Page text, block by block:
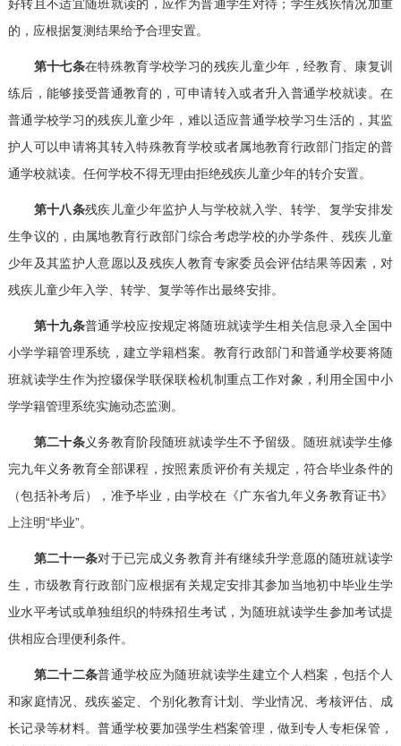
好转且不适宜随班就读的，应作为普通学生对待；学生残疾情况加重
的，应根据复测结果给予合理安置。
第十七条在特殊教育学校学习的残疾儿童少年，经教育、康复训
练后，能够接受普通教育的，可申请转入或者升入普通学校就读。在
普通学校学习的残疾儿童少年，难以适应普通学校学习生活的，其监
护人可以申请将其转入特殊教育学校或者属地教育行政部门指定的普
通学校就读。任何学校不得无理由拒绝残疾儿童少年的转介安置。
第十八条残疾儿童少年监护人与学校就入学、转学、复学安排发
生争议的，由属地教育行政部门综合考虑学校的办学条件、残疾儿童
少年及其监护人意愿以及残疾人教育专家委员会评估结果等因素，对
残疾儿童少年入学、转学、复学等作出最终安排。
第十九条普通学校应按规定将随班就读学生相关信息录入全国中
小学学籍管理系统，建立学籍档案。教育行政部门和普通学校要将随
班就读学生作为控辍保学联保联检机制重点工作对象，利用全国中小
学学籍管理系统实施动态监测。
第二十条义务教育阶段随班就读学生不予留级。随班就读学生修
完九年义务教育全部课程，按照素质评价有关规定，符合毕业条件的
（包括补考后），准予毕业，由学校在《广东省九年义务教育证书》
上注明“毕业”。
第二十一条对于已完成义务教育并有继续升学意愿的随班就读学
生，市级教育行政部门应根据有关规定安排其参加当地初中毕业生学
业水平考试或单独组织的特殊招生考试，为随班就读学生参加考试提
供相应合理便利条件。
第二十二条普通学校应为随班就读学生建立个人档案，包括个人
和家庭情况、残疾鉴定、个别化教育计划、学业情况、考核评估、成
长记录等材料。普通学校要加强学生档案管理，做到专人专柜保管，